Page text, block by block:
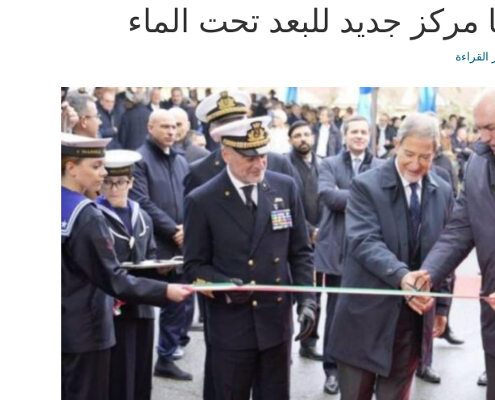
مركز جديد للبعد تحت الماء